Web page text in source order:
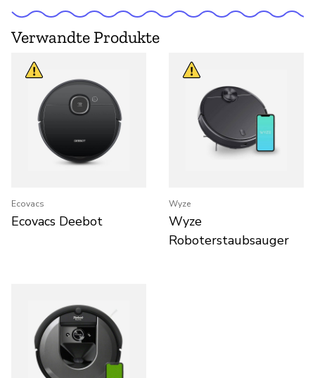
Verwandte Produkte
Ecovacs
Ecovacs Deebot
Wyze
Wyze
Roboterstaubsauger